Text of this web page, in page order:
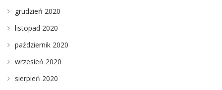
grudzień 2020
listopad 2020
październik 2020
wrzesień 2020
sierpień 2020